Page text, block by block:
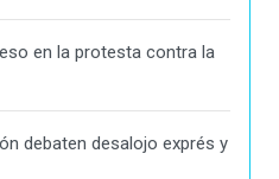
en la protesta contra la
debaten desalojo exprés y